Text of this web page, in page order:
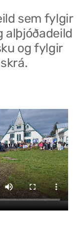
sem fylgir
alþjóðadeild
og fylgir